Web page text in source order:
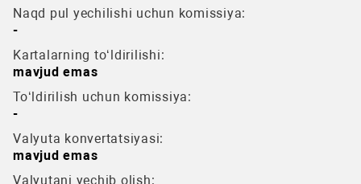
Naqd pul yechilishi uchun komissiya:
-
Kartalarning to‘ldirilishi:
mavjud emas
To‘ldirilish uchun komissiya:
-
Valyuta konvertatsiyasi:
mavjud emas
Valyutani yechib olish: